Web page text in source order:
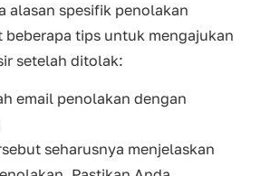
alasan spesifik penolakan
tips untuk mengajukan
setelah ditolak:
email penolakan dengan
seharusnya menjelaskan